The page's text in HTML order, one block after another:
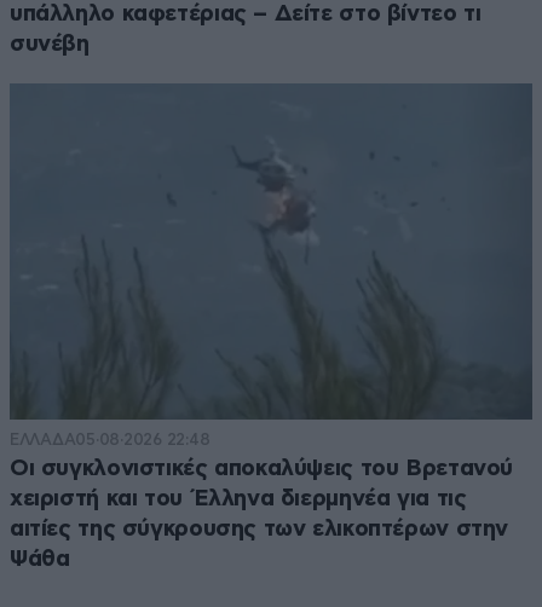
υπάλληλο καφετέριας – Δείτε στο βίντεο τι
συνέβη
ΕΛΛΑΔΑ05·08·2026 22:48
Οι συγκλονιστικές αποκαλύψεις του Βρετανού
χειριστή και του Έλληνα διερμηνέα για τις
αιτίες της σύγκρουσης των ελικοπτέρων στην
Ψάθα